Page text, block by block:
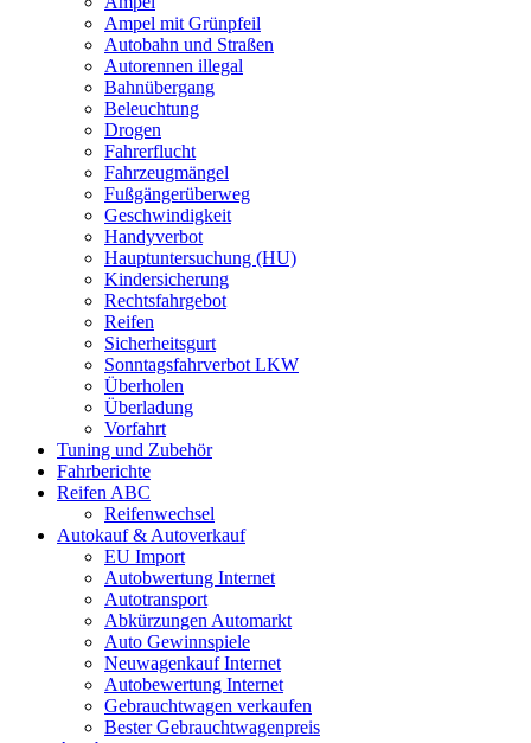
Ampel mit Grünpfeil
Autobahn und Straßen
Autorennen illegal
Bahnübergang
Beleuchtung
Drogen
Fahrerflucht
Fahrzeugmängel
Fußgängerüberweg
Geschwindigkeit
Handyverbot
Hauptuntersuchung (HU)
Kindersicherung
Rechtsfahrgebot
Reifen
Sicherheitsgurt
Sonntagsfahrverbot LKW
Überholen
Überladung
Vorfahrt
Tuning und Zubehör
Fahrberichte
Reifen ABC
Reifenwechsel
Autokauf & Autoverkauf
EU Import
Autobwertung Internet
Autotransport
Abkürzungen Automarkt
Auto Gewinnspiele
Neuwagenkauf Internet
Autobewertung Internet
Gebrauchtwagen verkaufen
Bester Gebrauchtwagenpreis